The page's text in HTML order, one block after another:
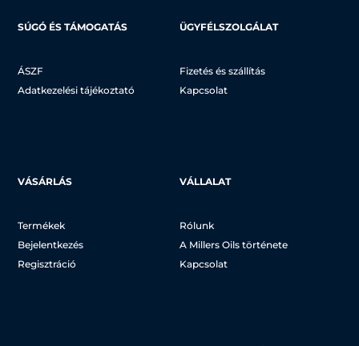
SÚGÓ ÉS TÁMOGATÁS
ÁSZF
Adatkezelési tájékoztató
ÜGYFÉLSZOLGÁLAT
Fizetés és szállítás
Kapcsolat
VÁSÁRLÁS
Termékek
Bejelentkezés
Regisztráció
VÁLLALAT
Rólunk
A Millers Oils története
Kapcsolat